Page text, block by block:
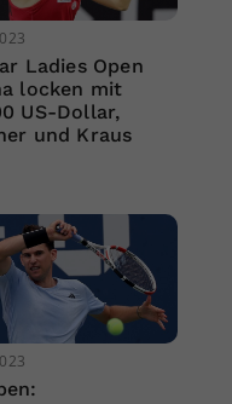
Ladies Open
locken mit
US-Dollar,
und Kraus